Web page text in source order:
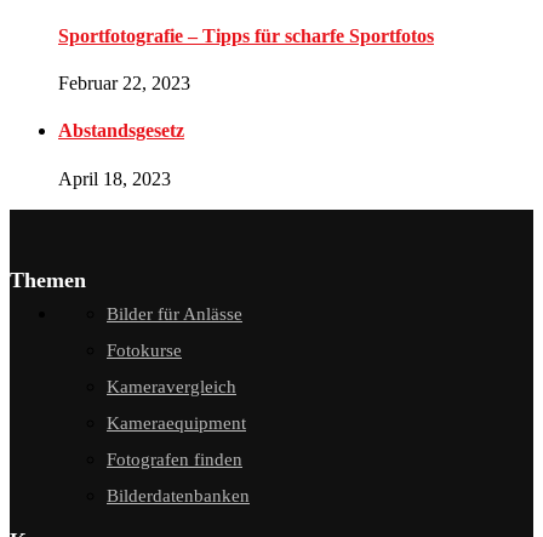
Sportfotografie – Tipps für scharfe Sportfotos
Februar 22, 2023
Abstandsgesetz
April 18, 2023
Themen
Bilder für Anlässe
Fotokurse
Kameravergleich
Kameraequipment
Fotografen finden
Bilderdatenbanken